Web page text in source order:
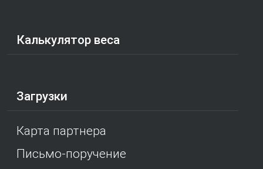
Калькулятор веса
Загрузки
Карта партнера
Письмо-поручение